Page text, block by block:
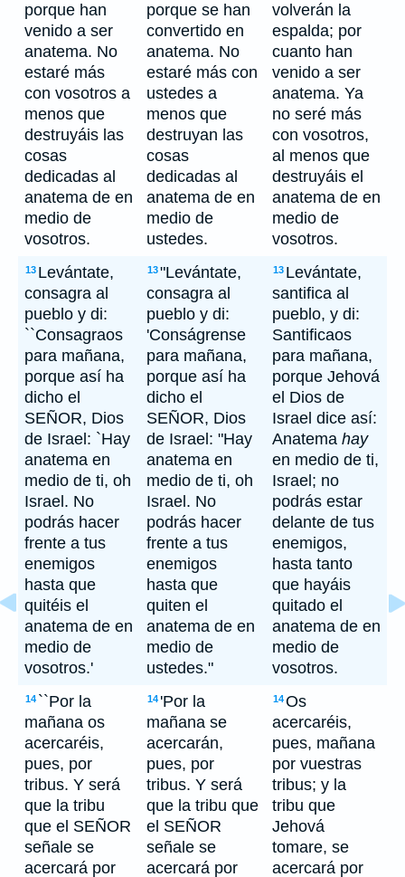
porque han
venido a ser
anatema. No
estaré más
con vosotros a
menos que
destruyáis las
cosas
dedicadas al
anatema de en
medio de
vosotros.
porque se han
convertido en
anatema. No
estaré más con
ustedes a
menos que
destruyan las
cosas
dedicadas al
anatema de en
medio de
ustedes.
volverán la
espalda; por
cuanto han
venido a ser
anatema. Ya
no seré más
con vosotros,
al menos que
destruyáis el
anatema de en
medio de
vosotros.
13 Levántate,
consagra al
pueblo y di:
``Consagraos
para mañana,
porque así ha
dicho el
SEÑOR, Dios
de Israel: `Hay
anatema en
medio de ti, oh
Israel. No
podrás hacer
frente a tus
enemigos
hasta que
quitéis el
anatema de en
medio de
vosotros.'
13"Levántate,
consagra al
pueblo y di:
'Conságrense
para mañana,
porque así ha
dicho el
SEÑOR, Dios
de Israel: "Hay
anatema en
medio de ti, oh
Israel. No
podrás hacer
frente a tus
enemigos
hasta que
quiten el
anatema de en
medio de
ustedes."
13 Levántate,
santifica al
pueblo, y di:
Santificaos
para mañana,
porque Jehová
el Dios de
Israel dice así:
Anatema hay
en medio de ti,
Israel; no
podrás estar
delante de tus
enemigos,
hasta tanto
que hayáis
quitado el
anatema de en
medio de
vosotros.
14 ``Por la
mañana os
acercaréis,
pues, por
tribus. Y será
que la tribu
que el SEÑOR
señale se
acercará por
14 'Por la
mañana se
acercarán,
pues, por
tribus. Y será
que la tribu que
el SEÑOR
señale se
acercará por
14Os
acercaréis,
pues, mañana
por vuestras
tribus; y la
tribu que
Jehová
tomare, se
acercará por